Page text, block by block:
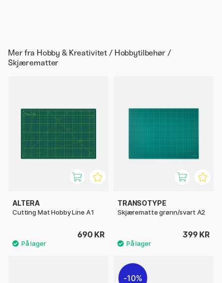
Mer fra Hobby & Kreativitet / Hobbytilbehør /
Skjærematter
ALTERA
Cutting Mat Hobby Line A1
690 KR
TRANSOTYPE
Skjærematte grønn/svart A2
399 KR
10%